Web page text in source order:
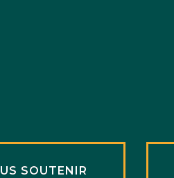
SOUTENIR